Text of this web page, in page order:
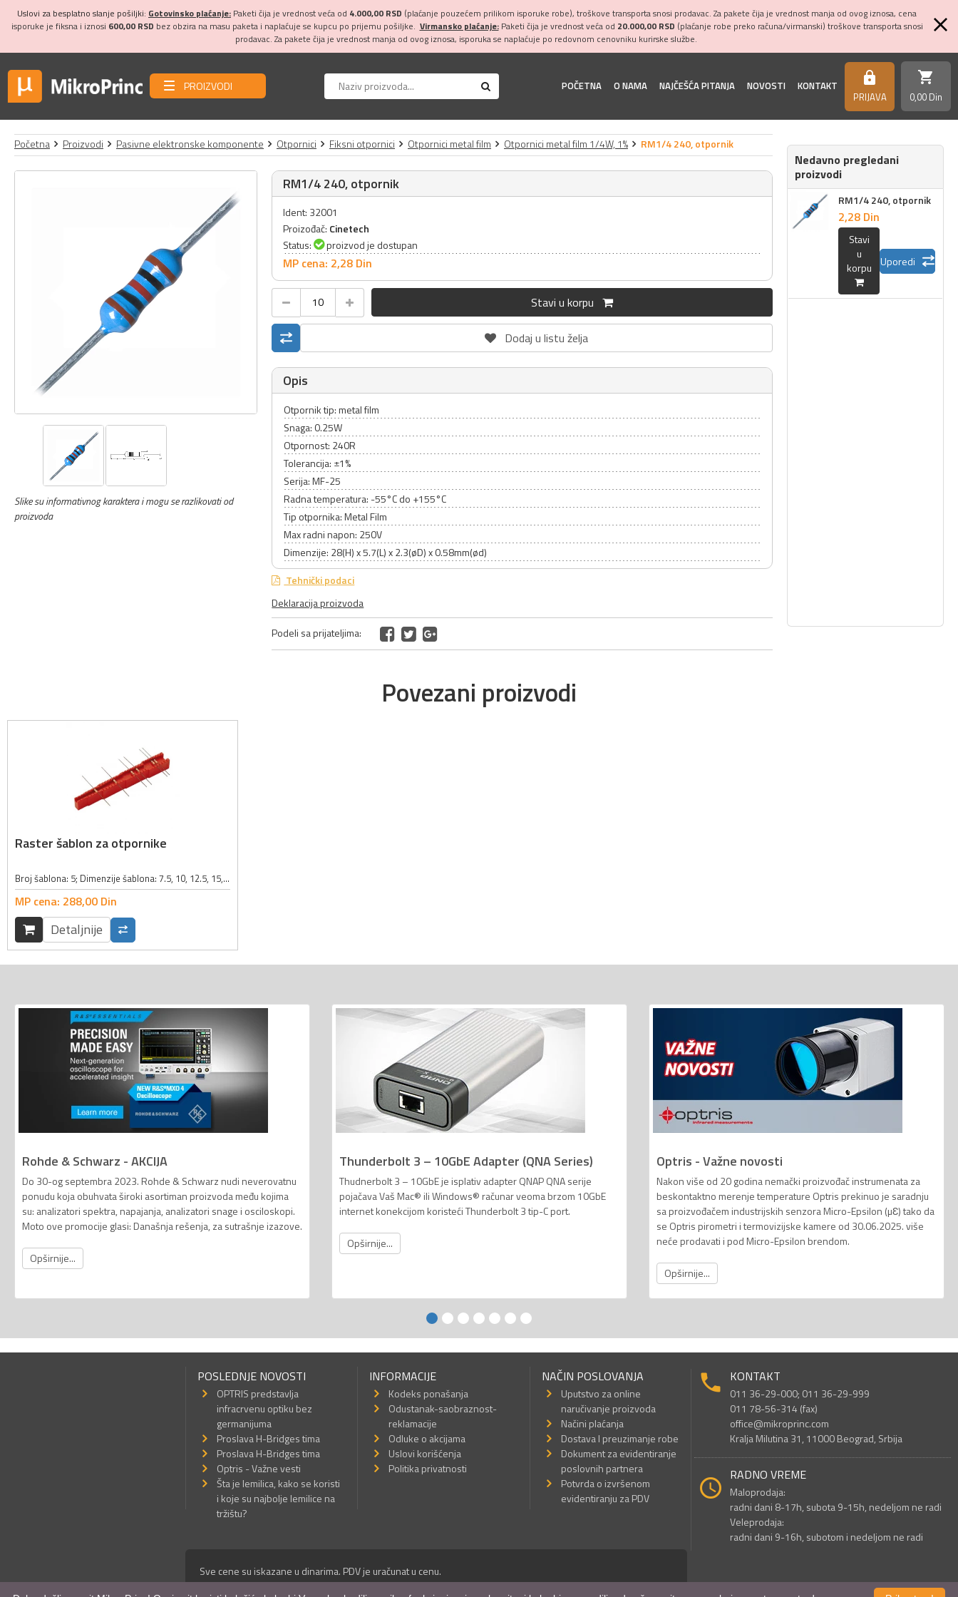
Uslovi za besplatno slanje pošiljki: Gotovinsko plaćanje: Paketi čija je vrednost veća od 4.000,00 RSD (plaćanje pouzećem prilikom isporuke robe), troškove transporta snosi prodavac. Za pakete čija je vrednost manja od ovog iznosa, cena
isporuke je fiksna i iznosi 600,00 RSD bez obzira na masu paketa i naplaćuje se kupcu po prijemu pošiljke. Virmansko plaćanje:Paketi čija je vrednost veća od 20.000,00 RSD (plaćanje robe preko računa/virmanski) troškove transporta snosi
prodavac. Za pakete čija je vrednost manja od ovog iznosa, isporuka se naplaćuje po redovnom cenovniku kurirske službe.
PROIZVODI POČETNA O NAMA NAJČEŠĆA PITANJA NOVOSTI KONTAKT https
PRIJAVA
shopping_cart
0,00 Din
Početna Proizvodi Pasivne elektronske komponente Otpornici Fiksni otpornici Otpornici metal film Otpornici metal film 1/4W, 1% RM1/4 240, otpornik
Slike su informativnog karaktera i mogu se razlikovati od
proizvoda
RM1/4 240, otpornik
Ident: 32001
Proizođač: Cinetech
Status:
proizvod je dostupan
MP cena: 2,28 Din
Stavi u korpu
Dodaj u listu želja
Opis
Otpornik tip: metal film
Snaga: 0.25W
Otpornost: 240R
Tolerancija: ±1%
Serija: MF-25
Radna temperatura: -55°C do +155°C
Tip otpornika: Metal Film
Max radni napon: 250V
Dimenzije: 28(H) x 5.7(L) x 2.3(øD) x 0.58mm(ød)
Tehnički podaci
Deklaracija proizvoda
Podeli sa prijateljima:
Nedavno pregledani
proizvodi
RM1/4 240, otpornik
2,28 Din
Stavi
u
korpu
Uporedi
Povezani proizvodi
Raster šablon za otpornike
Broj šablona: 5; Dimenzije šablona: 7.5, 10, 12.5, 15, 17.5mm; Boja: crvena;
MP cena: 288,00 Din
Detaljnije
Rohde & Schwarz - AKCIJA
Do 30-og septembra 2023. Rohde & Schwarz nudi neverovatnu
ponudu koja obuhvata široki asortiman proizvoda među kojima
su: analizatori spektra, napajanja, analizatori snage i osciloskopi.
Moto ove promocije glasi: Današnja rešenja, za sutrašnje izazove.
Opširnije...
Thunderbolt 3 – 10GbE Adapter (QNA Series)
Thudnerbolt 3 – 10GbE je isplativ adapter QNAP QNA serije
pojačava Vaš Mac® ili Windows® računar veoma brzom 10GbE
internet konekcijom koristeći Thunderbolt 3 tip-C port.
Opširnije...
Optris - Važne novosti
Nakon više od 20 godina nemački proizvođač instrumenata za
beskontaktno merenje temperature Optris prekinuo je saradnju
sa proizvođačem industrijskih senzora Micro-Epsilon (µƐ) tako da
se Optris pirometri i termovizijske kamere od 30.06.2025. više
neće prodavati i pod Micro-Epsilon brendom.
Opširnije...
POSLEDNJE NOVOSTI
OPTRIS predstavlja
infracrvenu optiku bez
germanijuma
Proslava H-Bridges tima
Proslava H-Bridges tima
Optris - Važne vesti
Šta je lemilica, kako se koristi
i koje su najbolje lemilice na
tržištu?
INFORMACIJE
Kodeks ponašanja
Odustanak-saobraznost-
reklamacije
Odluke o akcijama
Uslovi korišćenja
Politika privatnosti
NAČIN POSLOVANJA
Uputstvo za online
naručivanje proizvoda
Načini plaćanja
Dostava I preuzimanje robe
Dokument za evidentiranje
poslovnih partnera
Potvrda o izvršenom
evidentiranju za PDV
KONTAKT
011 36-29-000; 011 36-29-999
011 78-56-314 (fax)
office@mikroprinc.com
Kralja Milutina 31, 11000 Beograd, Srbija
RADNO VREME
Maloprodaja:
radni dani 8-17h, subota 9-15h, nedeljom ne radi
Veleprodaja:
radni dani 9-16h, subotom i nedeljom ne radi
Sve cene su iskazane u dinarima. PDV je uračunat u cenu.
© Mikro Princ 1999 - 2026. Sva prava su zadržana.